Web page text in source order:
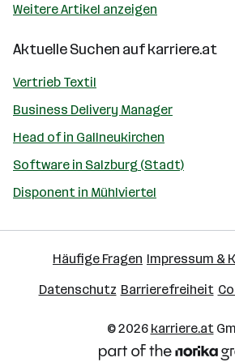
Weitere Artikel anzeigen
Aktuelle Suchen aufkarriere.at
Vertrieb Textil
Business Delivery Manager
Head of in Gallneukirchen
Software in Salzburg (Stadt)
Disponent in Mühlviertel
Häufige Fragen Impressum &
Datenschutz Barrierefreiheit
© 2026 karriere.at